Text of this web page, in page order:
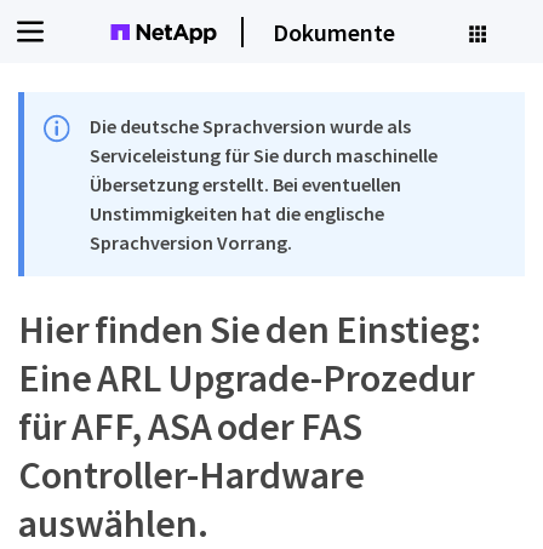
Dokumente
Die deutsche Sprachversion wurde als
Serviceleistung für Sie durch maschinelle
Übersetzung erstellt. Bei eventuellen
Unstimmigkeiten hat die englische
Sprachversion Vorrang.
Hier finden Sie den Einstieg:
Eine ARL Upgrade-Prozedur
für AFF, ASA oder FAS
Controller-Hardware
auswählen.